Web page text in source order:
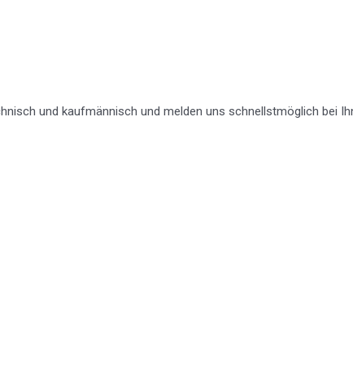
und kaufmännisch und melden uns schnellstmöglich bei